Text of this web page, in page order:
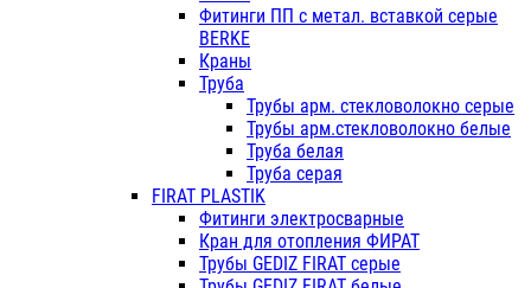
Фитинги ПП с метал. вставкой серые
BERKE
Краны
Труба
Трубы арм. стекловолокно серые
Трубы арм.стекловолокно белые
Труба белая
Труба серая
FIRAT PLASTIK
Фитинги электросварные
Кран для отопления ФИРАТ
Трубы GEDIZ FIRAT серые